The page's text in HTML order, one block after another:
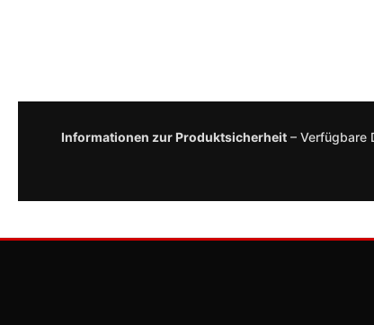
Informationen zur Produktsicherheit – Verfügbare